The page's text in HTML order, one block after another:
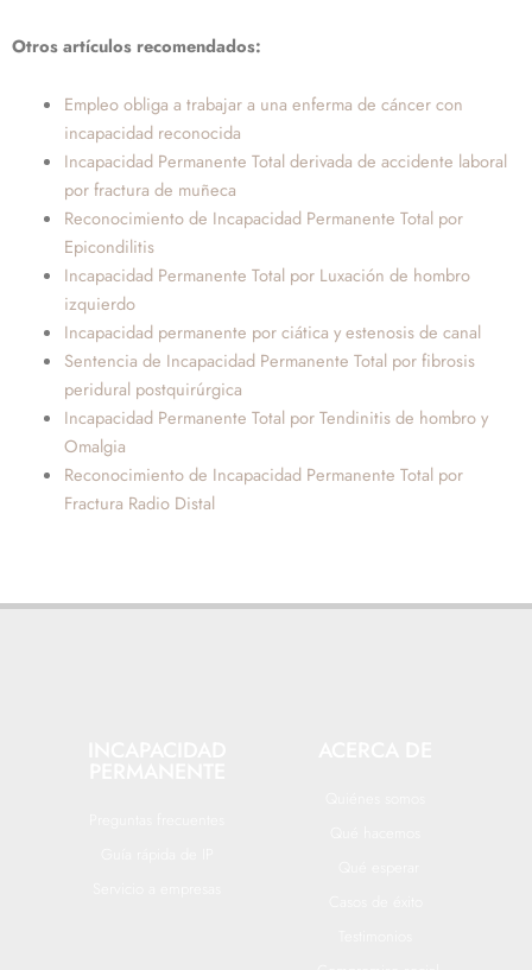
Otros artículos recomendados:
Empleo obliga a trabajar a una enferma de cáncer con
incapacidad reconocida
Incapacidad Permanente Total derivada de accidente laboral
por fractura de muñeca
Reconocimiento de Incapacidad Permanente Total por
Epicondilitis
Incapacidad Permanente Total por Luxación de hombro
izquierdo
Incapacidad permanente por ciática y estenosis de canal
Sentencia de Incapacidad Permanente Total por fibrosis
peridural postquirúrgica
Incapacidad Permanente Total por Tendinitis de hombro y
Omalgia
Reconocimiento de Incapacidad Permanente Total por
Fractura Radio Distal